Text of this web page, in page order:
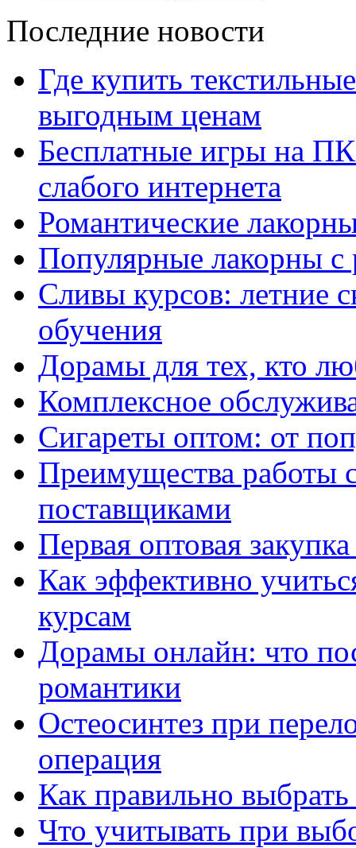
Последние новости
Где купить
выгодным ценам
Бесплатные игры на
слабого интернета
Романтические
Популярные лакорны с
Сливы курсов: летние
обучения
Дорамы для тех, кто
Комплексное
Сигареты оптом: от
Преимущества работы
поставщиками
Первая оптовая
Как эффективно
курсам
Дорамы онлайн: что
романтики
Остеосинтез при
операция
Как правильно
Что учитывать при